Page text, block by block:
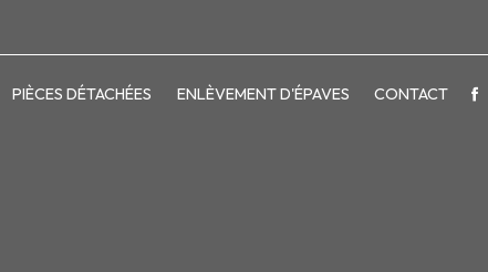
PIÈCES DÉTACHÉES ENLÈVEMENT D'ÉPAVES CONTACT